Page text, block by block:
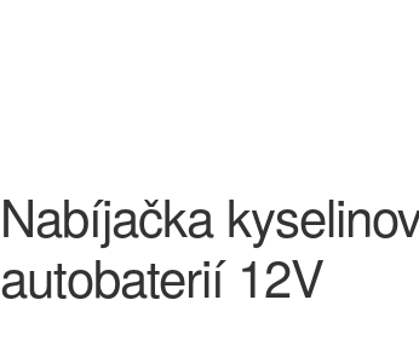
Nabíjačka
autobaterií 12V